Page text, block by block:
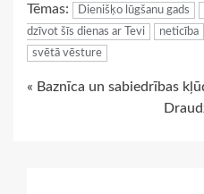
Tēmas: Dienišķo lūgšanu gads
dzīvot šīs dienas ar Tevi
neticība
svētā vēsture
Continue
« Baznīca un sabiedrības